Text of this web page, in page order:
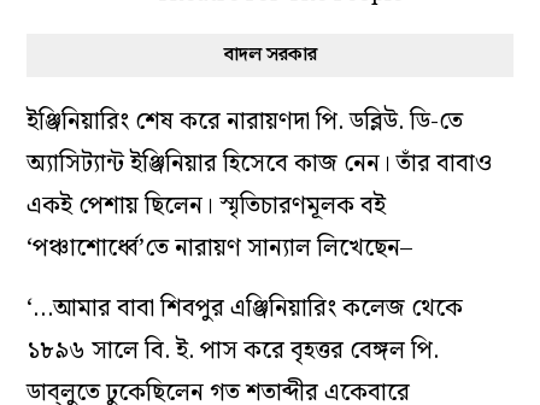
বাদল সরকার
ইঞ্জিনিয়ারিং শেষ করে নারায়ণদা পি. ডব্লিউ. ডি-তে
অ্যাসিট্যান্ট ইঞ্জিনিয়ার হিসেবে কাজ নেন। তাঁর বাবাও
একই পেশায় ছিলেন। স্মৃতিচারণমূলক বই
‘পঞ্চাশোর্ধ্বে’তে নারায়ণ সান্যাল লিখেছেন–
‘…আমার বাবা শিবপুর এঞ্জিনিয়ারিং কলেজ থেকে
১৮৯৬ সালে বি. ই. পাস করে বৃহত্তর বেঙ্গল পি.
ডাব্‌লুতে ঢুকেছিলেন গত শতাব্দীর একেবারে